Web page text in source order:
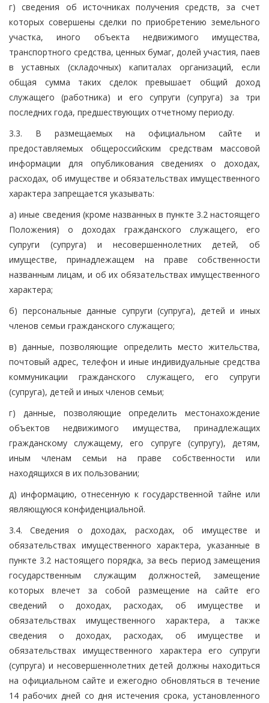
г) сведения об источниках получения средств, за счет
которых совершены сделки по приобретению земельного
участка, иного объекта недвижимого имущества,
транспортного средства, ценных бумаг, долей участия, паев
в уставных (складочных) капиталах организаций, если
общая сумма таких сделок превышает общий доход
служащего (работника) и его супруги (супруга) за три
последних года, предшествующих отчетному периоду.
3.3. В размещаемых на официальном сайте и
предоставляемых общероссийским средствам массовой
информации для опубликования сведениях о доходах,
расходах, об имуществе и обязательствах имущественного
характера запрещается указывать:
а) иные сведения (кроме названных в пункте 3.2 настоящего
Положения) о доходах гражданского служащего, его
супруги (супруга) и несовершеннолетних детей, об
имуществе, принадлежащем на праве собственности
названным лицам, и об их обязательствах имущественного
характера;
б) персональные данные супруги (супруга), детей и иных
членов семьи гражданского служащего;
в) данные, позволяющие определить место жительства,
почтовый адрес, телефон и иные индивидуальные средства
коммуникации гражданского служащего, его супруги
(супруга), детей и иных членов семьи;
г) данные, позволяющие определить местонахождение
объектов недвижимого имущества, принадлежащих
гражданскому служащему, его супруге (супругу), детям,
иным членам семьи на праве собственности или
находящихся в их пользовании;
д) информацию, отнесенную к государственной тайне или
являющуюся конфиденциальной.
3.4. Сведения о доходах, расходах, об имуществе и
обязательствах имущественного характера, указанные в
пункте 3.2 настоящего порядка, за весь период замещения
государственным служащим должностей, замещение
которых влечет за собой размещение на сайте его
сведений о доходах, расходах, об имуществе и
обязательствах имущественного характера, а также
сведения о доходах, расходах, об имуществе и
обязательствах имущественного характера его супруги
(супруга) и несовершеннолетних детей должны находиться
на официальном сайте и ежегодно обновляться в течение
14 рабочих дней со дня истечения срока, установленного